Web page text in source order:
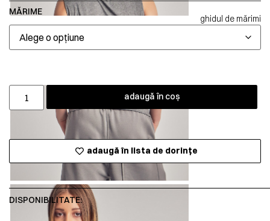
MĂRIME
ghidul de mărimi
adaugă în coș
adaugă în lista de dorințe
DISPONIBILITATE: